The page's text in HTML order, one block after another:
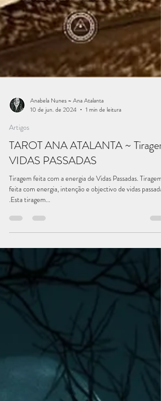
Anabela Nunes ~ Ana Atalanta
10 de jun. de 2024
1 min de leitura
Artigos
TAROT ANA ATALANTA ~ Tiragem
feita com energia, intenção e objectivo de vidas passadas
.Esta tiragem...